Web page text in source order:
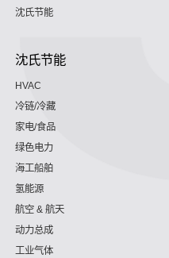
沈氏节能
沈氏节能
HVAC
冷链/冷藏
家电/食品
绿色电力
海工船舶
氢能源
航空 & 航天
动力总成
工业气体